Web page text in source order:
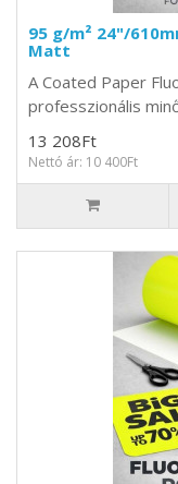
95 g/m² 24"/
Matt
A Coated Paper
professzionális
13 208Ft
Nettó ár: 10 400Ft